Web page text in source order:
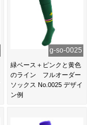
g-so-0025
緑ベース＋ピンクと黄色
のライン フルオーダー
ソックス No.0025 デザイ
ン例